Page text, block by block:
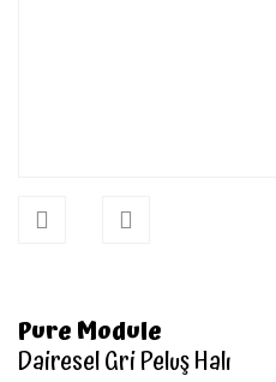
Pure Module
Dairesel Gri Peluş Halı